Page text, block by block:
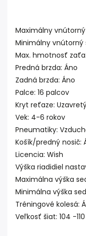
Maximálny
Minimálny
Max. hmotnosť
Predná brzda: Áno
Zadná brzda: Áno
Palce: 16 palcov
Kryt reťaze:
Vek: 4-6 rokov
Pneumatiky:
Košík/predný nosič:
Licencia: Wish
Výška riadidiel
Maximálna výška
Minimálna výška
Tréningové kolesá:
Veľkosť šiat: 104 -